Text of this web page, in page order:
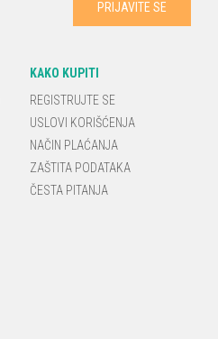
KAKO KUPITI
REGISTRUJTE SE
USLOVI KORIŠĆENJA
NAČIN PLAĆANJA
ZAŠTITA PODATAKA
ČESTA PITANJA